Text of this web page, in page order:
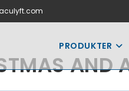
PRODUKTER
AND